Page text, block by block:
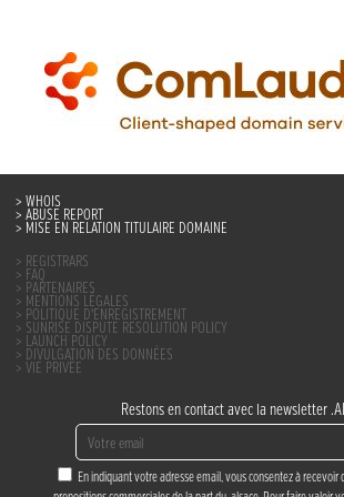
WHOIS
ABUSE REPORT
MISE EN RELATION TITULAIRE DOMAINE
REGISTRARS
FAQ
PARTENAIRES
MENTIONS LÉGALES
POLITIQUE D’ENREGISTREMENT
SUNRISE DISPUTE RESOLUTION POLICY
LAUNCH POLICY
DIVULGATION DES DONNÉES
VIE PRIVÉE
Restons en contact avec la newsletter
En indiquant votre adresse email, vous consentez à recevoir